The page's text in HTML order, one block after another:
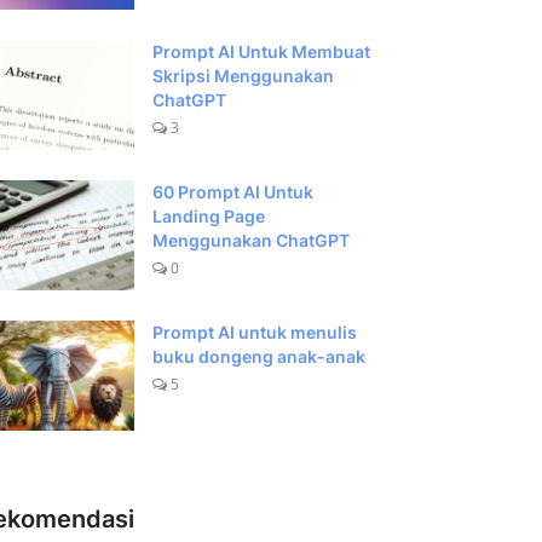
Prompt AI Untuk Membuat
Skripsi Menggunakan
ChatGPT
3
60 Prompt AI Untuk
Landing Page
Menggunakan ChatGPT
0
Prompt AI untuk menulis
buku dongeng anak-anak
5